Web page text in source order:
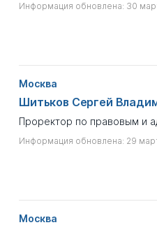
Информация обновлена: 30
Москва
Шитьков Сергей
Проректор по правовым и
Информация обновлена: 29
Москва